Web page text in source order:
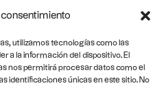
utilizamos tecnologías como las
a la información del dispositivo. El
nos permitirá procesar datos como el
identificaciones únicas en este sitio. No